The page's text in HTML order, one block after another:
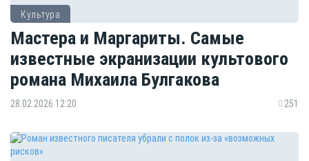
Культура
Мастера и Маргариты. Самые
известные экранизации культового
романа Михаила Булгакова
28.02.2026 12:20 251